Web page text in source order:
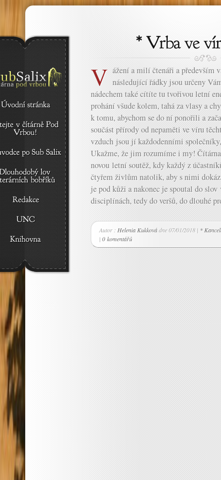
V ážení a milí čtenáři a především
následující řádky jsou určeny
nádechem také cítíte tu tvořivou letní
prohání všude kolem, tahá za vlasy a
k tomu, abychom se do ní ponořili a
součást přírody od nepaměti ve víru
vzduch jsou jí každodenními
Ukažme, že jim rozumíme i my!
novou letní soutěž, kdy každý z
čtyřem živlům natolik, aby s nimi
je pod kůži a nakonec je spoutal do
disciplínách, tedy do veršů, do dlouhé
Autor : Helenia Kukkovádne 07/01/2018 | *
| 0 komentářů